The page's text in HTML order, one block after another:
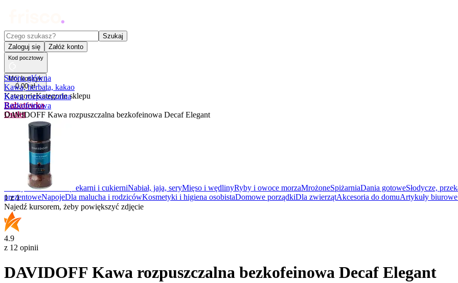
Czego szukasz?
Szukaj
Zaloguj się
Załóż konto
Kod pocztowy
Mój koszyk
0,00 zł
KategorieKategorie sklepu
Rabatówka
Outlet
Promocje
Nowości
Kupony
Dla Biura
Warzywa i owoce Z piekarni i cukierniNabiał, jaja, seryMięso i wędlinyRyby i owoce morzaMrożoneSpiżarniaDania gotoweSłodycze,
prezentoweNapojeDla malucha i rodzicówKosmetyki i higiena osobistaDomowe porządkiDla zwierzątAkcesoria do domuArtykuły
Strona główna
Kawa, herbata, kakao
Kawa rozpuszczalna
Bezkofeinowa
DAVIDOFF Kawa rozpuszczalna bezkofeinowa Decaf Elegant
1z1
Najedź kursorem, żeby powiększyć zdjęcie
4.9
z 12 opinii
DAVIDOFF Kawa rozpuszczalna bezkofeinowa Decaf Elegant